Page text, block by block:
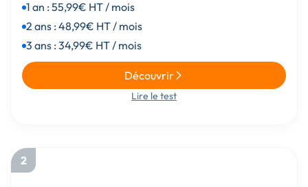
1 an : 55,99€ HT / mois
2 ans : 48,99€ HT / mois
3 ans : 34,99€ HT / mois
Découvrir
Lire le test
2